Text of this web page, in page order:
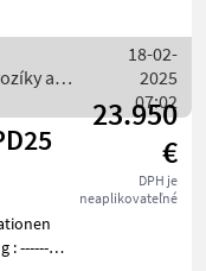
a
/
18-02-
2025
07:02
23.950
€
DPH je
neaplikovateľné